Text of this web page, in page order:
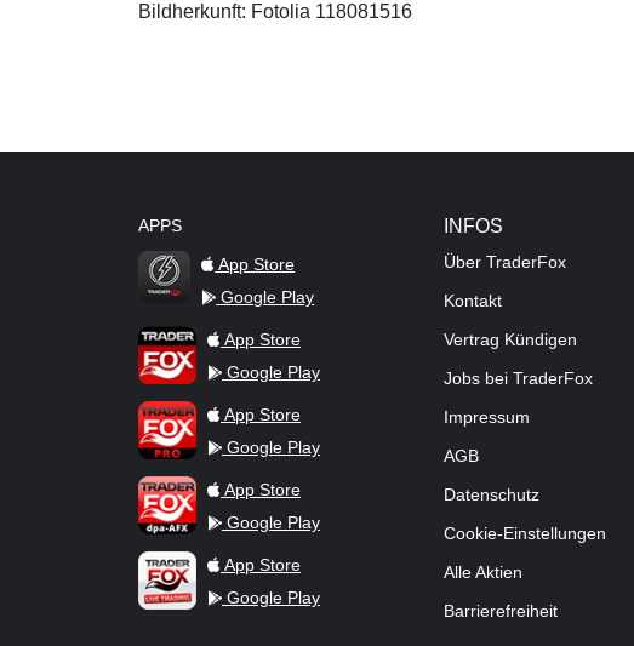
Bildherkunft: Fotolia 118081516
APPS
TraderFox Flash
App Store
Google Play
TraderFox AppApp Store
Google Play
TraderFox ProApp Store
Google Play
TraderFox dpa-AFX ProFeed
App Store
Google Play
TraderFox Live Trading
App Store
Google Play
INFOS
Über TraderFox
Kontakt
Vertrag Kündigen
Jobs bei TraderFox
Impressum
AGB
Datenschutz
Cookie-Einstellungen
Alle Aktien
Barrierefreiheit